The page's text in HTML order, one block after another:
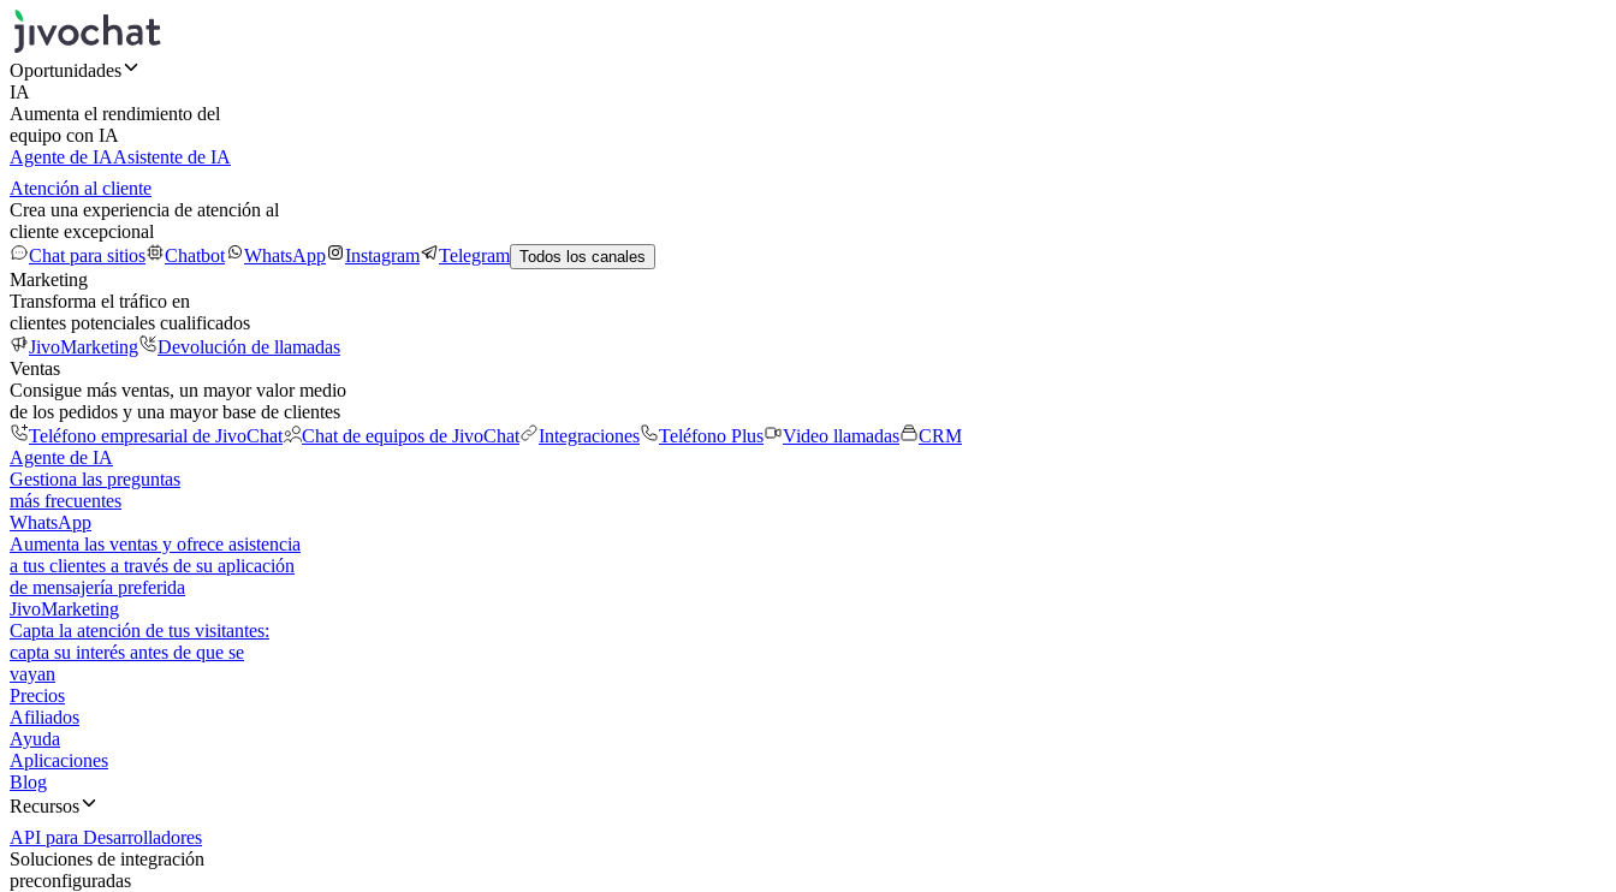
Oportunidades
IA
Aumenta el rendimiento del
equipo con IA
Agente de IAAsistente de IA
Atención al cliente
Crea una experiencia de atención al
cliente excepcional
Chat para sitios
Chatbot WhatsApp Instagram Telegram Todos los canales
Marketing
Transforma el tráfico en
clientes potenciales cualificados
JivoMarketing
Devolución de llamadas
Ventas
Consigue más ventas, un mayor valor medio
de los pedidos y una mayor base de clientes
Teléfono empresarial de JivoChat
Chat de equipos de JivoChat Integraciones Teléfono Plus Video llamadas
CRM
Agente de IA
Gestiona las preguntas
más frecuentes
WhatsApp
Aumenta las ventas y ofrece asistencia
a tus clientes a través de su aplicación
de mensajería preferida
JivoMarketing
Capta la atención de tus visitantes:
capta su interés antes de que se
vayan
Precios
Afiliados
Ayuda
Aplicaciones
Blog
Recursos
API para Desarrolladores
Soluciones de integración
preconfiguradas